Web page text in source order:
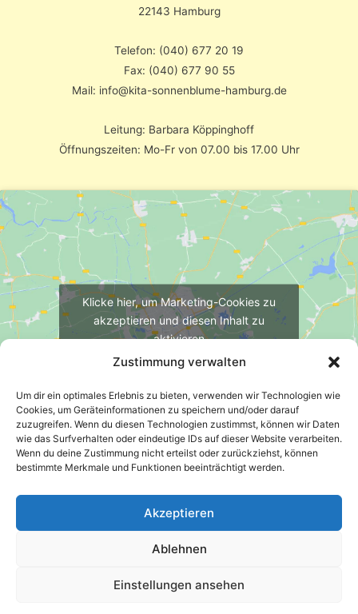
Zustimmung verwalten
Um dir ein optimales Erlebnis zu bieten, verwenden wir Technologien wie
Cookies, um Geräteinformationen zu speichern und/oder darauf
zuzugreifen. Wenn du diesen Technologien zustimmst, können wir Daten
wie das Surfverhalten oder eindeutige IDs auf dieser Website verarbeiten.
Wenn du deine Zustimmung nicht erteilst oder zurückziehst, können
bestimmte Merkmale und Funktionen beeinträchtigt werden.
Akzeptieren
Ablehnen
Einstellungen ansehen
22143 Hamburg
Telefon: (040) 677 20 19
Fax: (040) 677 90 55
Mail: info@kita-sonnenblume-hamburg.de
Leitung: Barbara Köppinghoff
Öffnungszeiten: Mo-Fr von 07.00 bis 17.00 Uhr
Klicke hier, um Marketing-Cookies zu
akzeptieren und diesen Inhalt zu
aktivieren
Impressum
Meldestelle gemäß Hinweisgeberschutzgesetz
Cookie-Richtlinie (EU)